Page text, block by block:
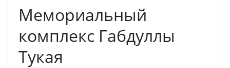
Мемориальный
комплекс Габдуллы
Тукая